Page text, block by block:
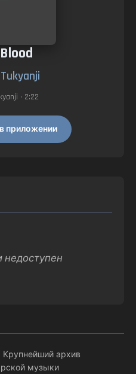
• 2:22
приложении
недоступен
Крупнейший архив
музыки